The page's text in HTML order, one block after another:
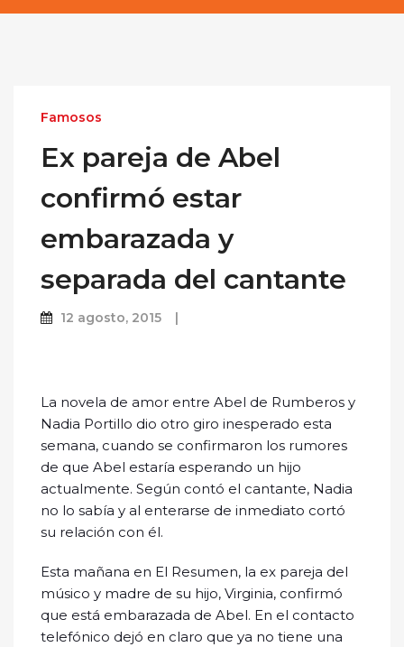
Famosos
Ex pareja de Abel
confirmó estar
embarazada y
separada del cantante
12 agosto, 2015
La novela de amor entre Abel de Rumberos y
Nadia Portillo dio otro giro inesperado esta
semana, cuando se confirmaron los rumores
de que Abel estaría esperando un hijo
actualmente. Según contó el cantante, Nadia
no lo sabía y al enterarse de inmediato cortó
su relación con él.
Esta mañana en El Resumen, la ex pareja del
músico y madre de su hijo, Virginia, confirmó
que está embarazada de Abel. En el contacto
telefónico dejó en claro que ya no tiene una